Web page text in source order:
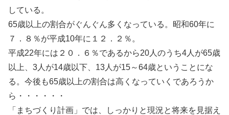
している。
65歳以上の割合がぐんぐん多くなっている。昭和60年に
７．８％が平成10年に１２．２％。
平成22年には２０．６％であるから20人のうち4人が65歳
以 上
3人が14歳以下、13人が15～64歳ということにな
る。今後も65歳以上の割合は高くなっていくであろうか
ら・・・・・・
「まちづくり計画」では、しっかりと現況と将来を見据え